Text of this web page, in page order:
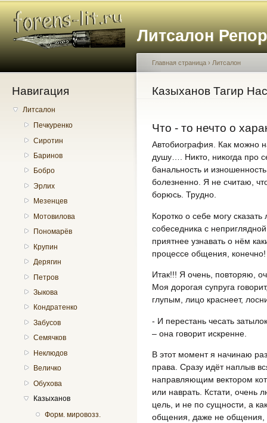
Литсалон
Навигация
Литсалон
Печкуренко
Сиротин
Баринов
Бобро
Эрлих
Мезенцев
Мотовилова
Пономарёв
Крупин
Дерягин
Петров
Зыкова
Кондратенко
Забусов
Семячков
Неклюдов
Величко
Обухова
Казыханов
Форм. мировозз.
Вы здесь
Главная страница › Литсалон
Казыханов Тагир
Что - то нечто о
Автобиография. Как можно
душу…. Никто, никогда про
банальность и
болезненно. Я не считаю,
борюсь. Трудно.
Коротко о себе могу
собеседника с
приятнее узнавать о нём
процессе общения, конечно!
Итак!!! Я очень, повторяю,
Моя дорогая супруга
глупым, лицо краснеет,
- И перестань чесать
– она говорит искренне.
В этот момент я начинаю
права. Сразу идёт наплыв
направляющим вектором
или наврать. Кстати, очень
цель, и не по сущности, а
общения, даже не общения,